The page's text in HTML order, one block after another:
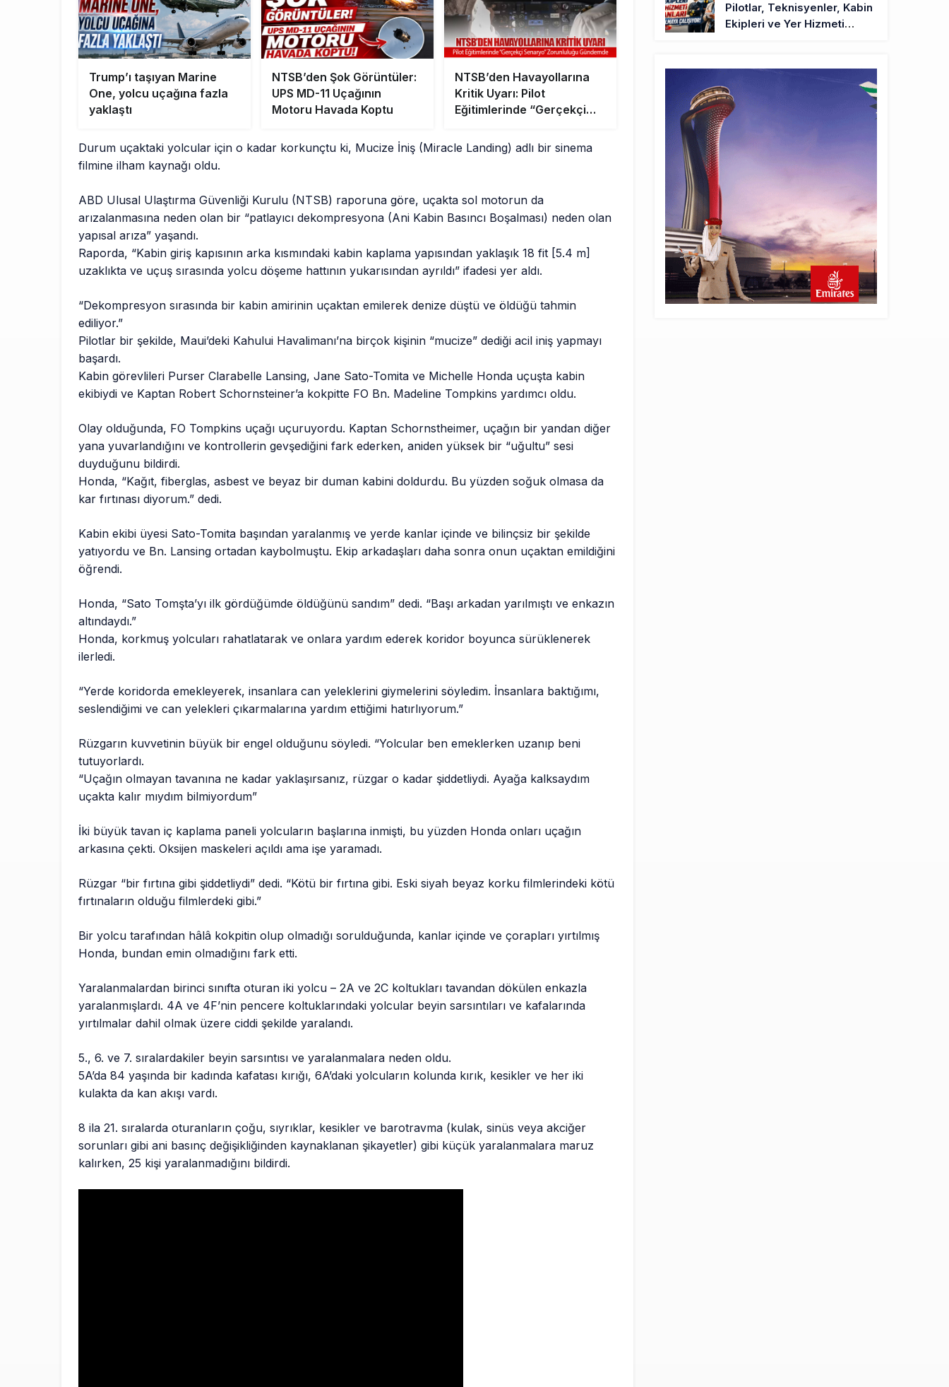
Trump’ı taşıyan Marine
One, yolcu uçağına fazla
yaklaştı
NTSB’den Şok Görüntüler:
UPS MD-11 Uçağının
Motoru Havada Koptu
NTSB’den Havayollarına
Kritik Uyarı: Pilot
Eğitimlerinde “Gerçekçi
Gündemde
Durum uçaktaki yolcular için o kadar korkunçtu ki, Mucize İniş (Miracle Landing) adlı bir sinema
filmine ilham kaynağı oldu.
ABD Ulusal Ulaştırma Güvenliği Kurulu (NTSB) raporuna göre, uçakta sol motorun da
arızalanmasına neden olan bir “patlayıcı dekompresyona (Ani Kabin Basıncı Boşalması) neden olan
yapısal arıza” yaşandı.
Raporda, “Kabin giriş kapısının arka kısmındaki kabin kaplama yapısından yaklaşık 18 fit [5.4 m]
uzaklıkta ve uçuş sırasında yolcu döşeme hattının yukarısından ayrıldı” ifadesi yer aldı.
“Dekompresyon sırasında bir kabin amirinin uçaktan emilerek denize düştü ve öldüğü tahmin
ediliyor.”
Pilotlar bir şekilde, Maui’deki Kahului Havalimanı’na birçok kişinin “mucize” dediği acil iniş yapmayı
başardı.
Kabin görevlileri Purser Clarabelle Lansing, Jane Sato-Tomita ve Michelle Honda uçuşta kabin
ekibiydi ve Kaptan Robert Schornsteiner’a kokpitte FO Bn. Madeline Tompkins yardımcı oldu.
Olay olduğunda, FO Tompkins uçağı uçuruyordu. Kaptan Schornstheimer, uçağın bir yandan diğer
yana yuvarlandığını ve kontrollerin gevşediğini fark ederken, aniden yüksek bir “uğultu” sesi
duyduğunu bildirdi.
Honda, “Kağıt, fiberglas, asbest ve beyaz bir duman kabini doldurdu. Bu yüzden soğuk olmasa da
kar fırtınası diyorum.” dedi.
Kabin ekibi üyesi Sato-Tomita başından yaralanmış ve yerde kanlar içinde ve bilinçsiz bir şekilde
yatıyordu ve Bn. Lansing ortadan kaybolmuştu. Ekip arkadaşları daha sonra onun uçaktan emildiğini
öğrendi.
Honda, “Sato Tomşta’yı ilk gördüğümde öldüğünü sandım” dedi. “Başı arkadan yarılmıştı ve enkazın
altındaydı.”
Honda, korkmuş yolcuları rahatlatarak ve onlara yardım ederek koridor boyunca sürüklenerek
ilerledi.
“Yerde koridorda emekleyerek, insanlara can yeleklerini giymelerini söyledim. İnsanlara baktığımı,
seslendiğimi ve can yelekleri çıkarmalarına yardım ettiğimi hatırlıyorum.”
Rüzgarın kuvvetinin büyük bir engel olduğunu söyledi. “Yolcular ben emeklerken uzanıp beni
tutuyorlardı.
“Uçağın olmayan tavanına ne kadar yaklaşırsanız, rüzgar o kadar şiddetliydi. Ayağa kalksaydım
uçakta kalır mıydım bilmiyordum”
İki büyük tavan iç kaplama paneli yolcuların başlarına inmişti, bu yüzden Honda onları uçağın
arkasına çekti. Oksijen maskeleri açıldı ama işe yaramadı.
Rüzgar “bir fırtına gibi şiddetliydi” dedi. “Kötü bir fırtına gibi. Eski siyah beyaz korku filmlerindeki kötü
fırtınaların olduğu filmlerdeki gibi.”
Bir yolcu tarafından hâlâ kokpitin olup olmadığı sorulduğunda, kanlar içinde ve çorapları yırtılmış
Honda, bundan emin olmadığını fark etti.
Yaralanmalardan birinci sınıfta oturan iki yolcu – 2A ve 2C koltukları tavandan dökülen enkazla
yaralanmışlardı. 4A ve 4F’nin pencere koltuklarındaki yolcular beyin sarsıntıları ve kafalarında
yırtılmalar dahil olmak üzere ciddi şekilde yaralandı.
5., 6. ve 7. sıralardakiler beyin sarsıntısı ve yaralanmalara neden oldu.
5A’da 84 yaşında bir kadında kafatası kırığı, 6A’daki yolcuların kolunda kırık, kesikler ve her iki
kulakta da kan akışı vardı.
8 ila 21. sıralarda oturanların çoğu, sıyrıklar, kesikler ve barotravma (kulak, sinüs veya akciğer
sorunları gibi ani basınç değişikliğinden kaynaklanan şikayetler) gibi küçük yaralanmalara maruz
kalırken, 25 kişi yaralanmadığını bildirdi.
Pilotlar, Teknisyenler, Kabin
Ekipleri ve Yer Hizmeti
BookingAgora’dan Dubai’ye
iki FAM Trip
8 saat önce
AJet Uçuşlarıyla Rus Turist
İçin Yeni Türkiye Rotası
Airbus Temmuz bilançosunu
açıkladı: 204 yeni sipariş
9 saat önce
İstanbul uçağına polis